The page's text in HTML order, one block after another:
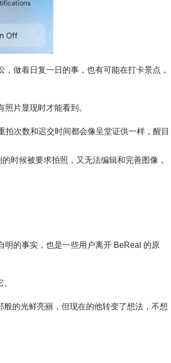
做着日复一日的事，也有可能在打卡景点，
片显现时才能看到。
次数和迟交时间都会像呈堂证供一样，醒目
时候被要求拍照，又无法编辑和完善图像，
明的事实，也是一些用户离开 BeReal 的原
的光鲜亮丽，但现在的他转变了想法，不想